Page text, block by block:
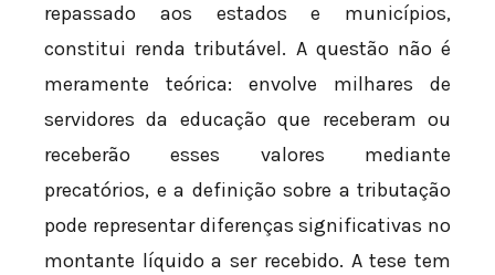
repassado aos estados e municípios,
constitui renda tributável. A questão não é
meramente teórica: envolve milhares de
servidores da educação que receberam ou
receberão esses valores mediante
precatórios, e a definição sobre a tributação
pode representar diferenças significativas no
montante líquido a ser recebido. A tese tem